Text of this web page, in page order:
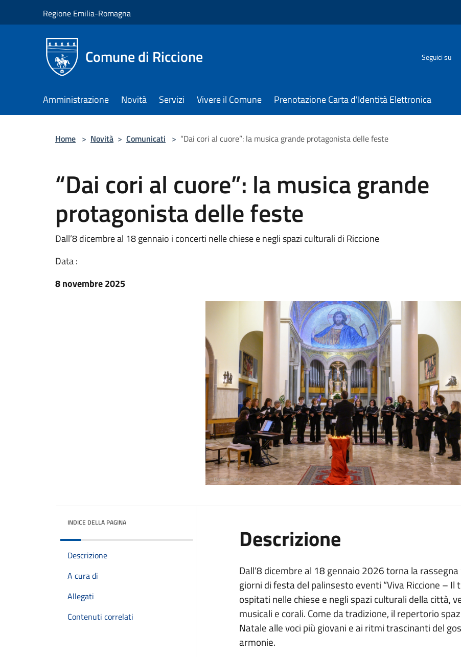
Regione Emilia-Romagna
Comune di Riccione Seguici su
Amministrazione Novità Servizi Vivere il Comune Prenotazione Carta d'Identità Elettronica
Home > Novità > Comunicati > “Dai cori al cuore”: la musica grande protagonista delle feste
“Dai cori al cuore”: la musica grande
protagonista delle feste
Dall’8 dicembre al 18 gennaio i concerti nelle chiese e negli spazi culturali di Riccione
Data :
8 novembre 2025
INDICE DELLA PAGINA
Descrizione
A cura di
Allegati
Contenuti correlati
Descrizione
Dall’8 dicembre al 18 gennaio 2026 torna la rassegna
giorni di festa del palinsesto eventi “Viva Riccione – Il
ospitati nelle chiese e negli spazi culturali della città,
musicali e corali. Come da tradizione, il repertorio
Natale alle voci più giovani e ai ritmi trascinanti del
armonie.